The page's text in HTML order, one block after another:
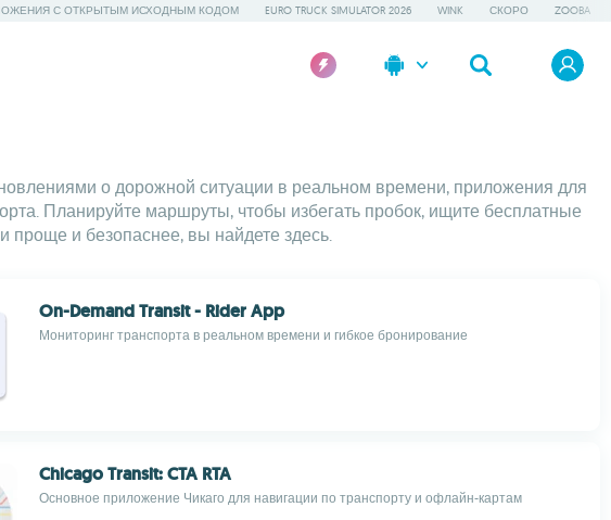
С ОТКРЫТЫМ ИСХОДНЫМ КОДОМ EURO TRUCK SIMULATOR 2026 WINK СКОРО ZOOBA
о дорожной ситуации в реальном времени, приложения для
Планируйте маршруты, чтобы избегать пробок, ищите бесплатные
проще и безопаснее, вы найдете здесь.
On-Demand Transit - Rider App
Мониторинг транспорта в реальном времени и гибкое бронирование
Chicago Transit: CTA RTA
Основное приложение Чикаго для навигации по транспорту и офлайн-картам